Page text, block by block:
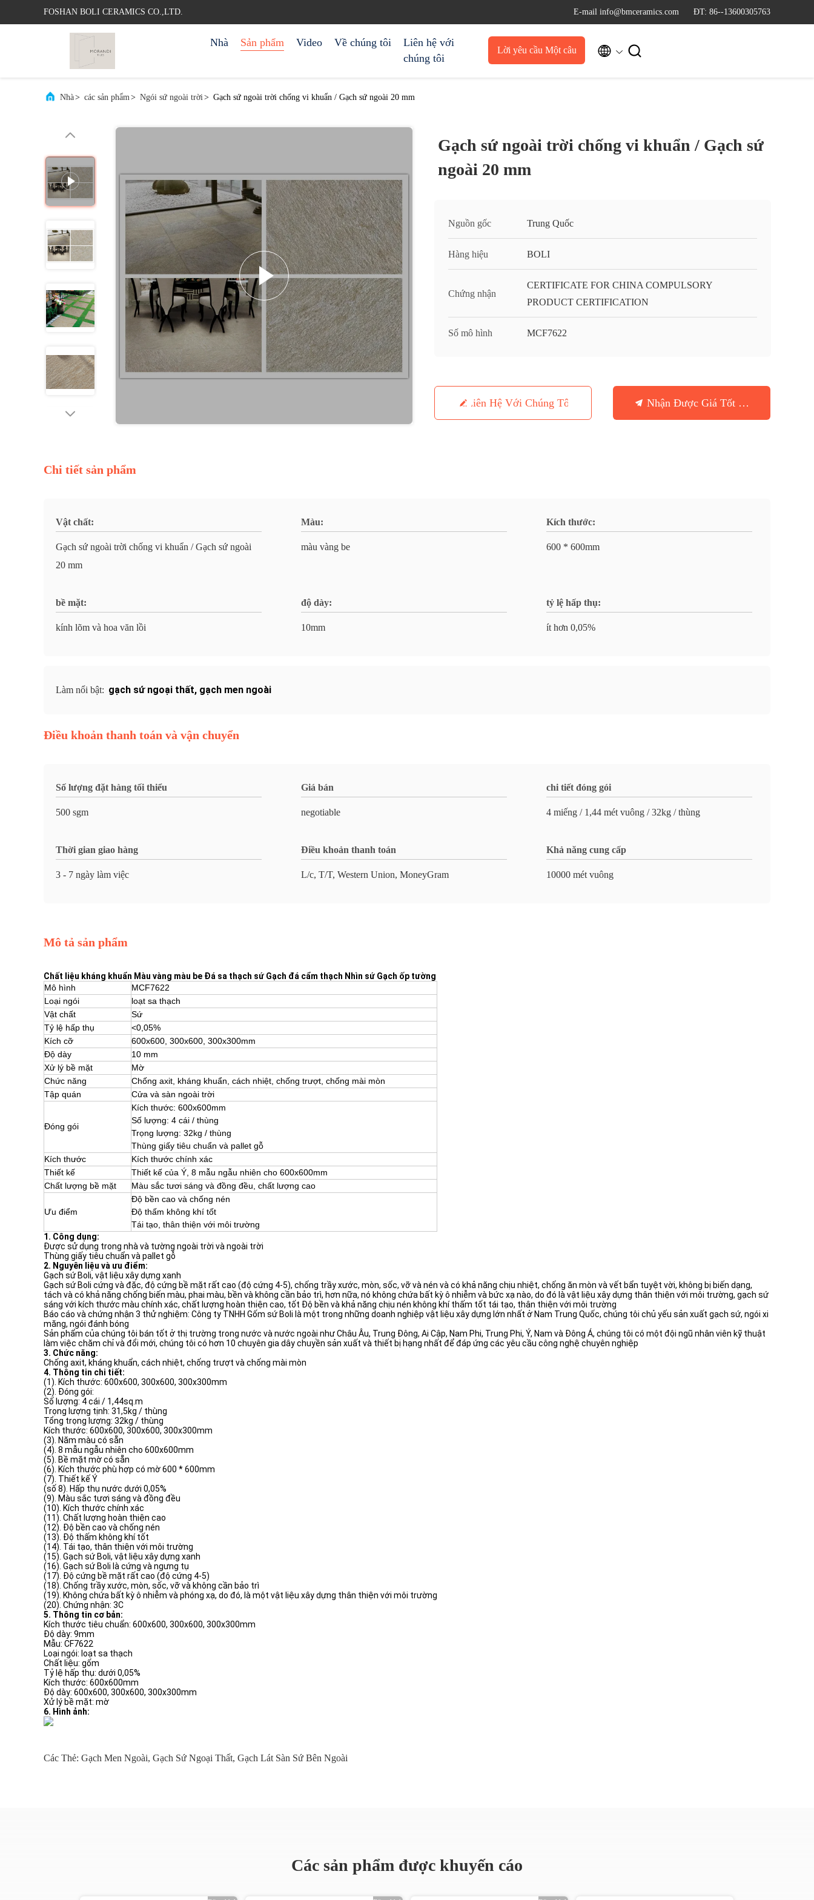
FOSHAN BOLI CERAMICS CO.,LTD. E-mail info@bmceramics.com ĐT: 86--13600305763
Nhà Sản phẩm Video Về chúng tôi
Liên hệ với
chúng tôi
Lời yêu cầu Một câu  
Nhà> các sản phẩm> Ngói sứ ngoài trời> Gạch sứ ngoài trời chống vi khuẩn / Gạch sứ ngoài 20 mm
Gạch sứ ngoài trời chống vi khuẩn / Gạch sứ
ngoài 20 mm
Nguồn gốc Trung Quốc
Hàng hiệu BOLI
Chứng nhận
CERTIFICATE FOR CHINA COMPULSORY
PRODUCT CERTIFICATION
Số mô hình MCF7622
Liên Hệ Với Chúng Tôi Nhận Được Giá Tốt Nhất
Chi tiết sản phẩm
Vật chất:
Gạch sứ ngoài trời chống vi khuẩn / Gạch sứ ngoài
20 mm
Màu:
màu vàng be
Kích thước:
600 * 600mm
bề mặt:
kính lõm và hoa văn lồi
độ dày:
10mm
tỷ lệ hấp thụ:
ít hơn 0,05%
Làm nổi bật: gạch sứ ngoại thất, gạch men ngoài
Điều khoản thanh toán và vận chuyển
Số lượng đặt hàng tối thiểu
500 sgm
Giá bán
negotiable
chi tiết đóng gói
4 miếng / 1,44 mét vuông / 32kg / thùng
Thời gian giao hàng
3 - 7 ngày làm việc
Điều khoản thanh toán
L/c, T/T, Western Union, MoneyGram
Khả năng cung cấp
10000 mét vuông
Mô tả sản phẩm
Chất liệu kháng khuẩn Màu vàng màu be Đá sa thạch sứ Gạch đá cẩm thạch Nhìn sứ Gạch ốp tường
Mô hình
MCF7622
Loại ngói
loạt sa thạch
Vật chất
Sứ
Tỷ lệ hấp thụ
<0,05%
Kích cỡ
600x600, 300x600, 300x300mm
Độ dày
10 mm
Xử lý bề mặt
Mờ
Chức năng
Chống axit, kháng khuẩn, cách nhiệt, chống trượt, chống mài mòn
Tập quán
Cửa và sàn ngoài trời
Đóng gói
Kích thước: 600x600mm
Số lượng: 4 cái / thùng
Trọng lượng: 32kg / thùng
Thùng giấy tiêu chuẩn và pallet gỗ
Kích thước
Kích thước chính xác
Thiết kế
Thiết kế của Ý, 8 mẫu ngẫu nhiên cho 600x600mm
Chất lượng bề mặt
Màu sắc tươi sáng và đồng đều, chất lượng cao
Ưu điểm
Độ bền cao và chống nén
Độ thấm không khí tốt
Tái tạo, thân thiện với môi trường
1. Công dụng:
Được sử dụng trong nhà và tường ngoài trời và ngoài trời
Thùng giấy tiêu chuẩn và pallet gỗ
2. Nguyên liệu và ưu điểm:
Gạch sứ Boli, vật liệu xây dựng xanh
Gạch sứ Boli cứng và đặc, độ cứng bề mặt rất cao (độ cứng 4-5), chống trầy xước, mòn, sốc, vỡ và nén và có khả năng chịu nhiệt, chống ăn mòn và vết bẩn tuyệt vời, không bị biến dạng,
tách và có khả năng chống biến màu, phai màu, bền và không cần bảo trì, hơn nữa, nó không chứa bất kỳ ô nhiễm và bức xạ nào, do đó là vật liệu xây dựng thân thiện với môi trường, gạch sứ
sáng với kích thước màu chính xác, chất lượng hoàn thiện cao, tốt Độ bền và khả năng chịu nén không khí thấm tốt tái tạo, thân thiện với môi trường
Báo cáo và chứng nhận 3 thử nghiệm: Công ty TNHH Gốm sứ Boli là một trong những doanh nghiệp vật liệu xây dựng lớn nhất ở Nam Trung Quốc, chúng tôi chủ yếu sản xuất gạch sứ, ngói xi
măng, ngói đánh bóng
Sản phẩm của chúng tôi bán tốt ở thị trường trong nước và nước ngoài như Châu Âu, Trung Đông, Ai Cập, Nam Phi, Trung Phi, Ý, Nam và Đông Á, chúng tôi có một đội ngũ nhân viên kỹ thuật
làm việc chăm chỉ và đổi mới, chúng tôi có hơn 10 chuyên gia dây chuyền sản xuất và thiết bị hạng nhất để đáp ứng các yêu cầu công nghệ chuyên nghiệp
3. Chức năng:
Chống axit, kháng khuẩn, cách nhiệt, chống trượt và chống mài mòn
4. Thông tin chi tiết:
(1). Kích thước: 600x600, 300x600, 300x300mm
(2). Đóng gói:
Số lượng: 4 cái / 1,44sq.m
Trọng lượng tịnh: 31,5kg / thùng
Tổng trọng lượng: 32kg / thùng
Kích thước: 600x600, 300x600, 300x300mm
(3). Năm màu có sẵn
(4). 8 mẫu ngẫu nhiên cho 600x600mm
(5). Bề mặt mờ có sẵn
(6). Kích thước phù hợp có mờ 600 * 600mm
(7). Thiết kế Ý
(số 8). Hấp thụ nước dưới 0,05%
(9). Màu sắc tươi sáng và đồng đều
(10). Kích thước chính xác
(11). Chất lượng hoàn thiện cao
(12). Độ bền cao và chống nén
(13). Độ thấm không khí tốt
(14). Tái tạo, thân thiện với môi trường
(15). Gạch sứ Boli, vật liệu xây dựng xanh
(16). Gạch sứ Boli là cứng và ngưng tụ
(17). Độ cứng bề mặt rất cao (độ cứng 4-5)
(18). Chống trầy xước, mòn, sốc, vỡ và không cần bảo trì
(19). Không chứa bất kỳ ô nhiễm và phóng xạ, do đó, là một vật liệu xây dựng thân thiện với môi trường
(20). Chứng nhận: 3C
5. Thông tin cơ bản:
Kích thước tiêu chuẩn: 600x600, 300x600, 300x300mm
Độ dày: 9mm
Mẫu: CF7622
Loại ngói: loạt sa thạch
Chất liệu: gốm
Tỷ lệ hấp thụ: dưới 0,05%
Kích thước: 600x600mm
Độ dày: 600x600, 300x600, 300x300mm
Xử lý bề mặt: mờ
6. Hình ảnh:
Các Thẻ: Gạch Men Ngoài, Gạch Sứ Ngoại Thất, Gạch Lát Sàn Sứ Bên Ngoài
Các sản phẩm được khuyến cáo